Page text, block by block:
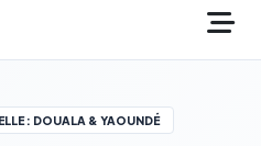
: DOUALA & YAOUNDÉ